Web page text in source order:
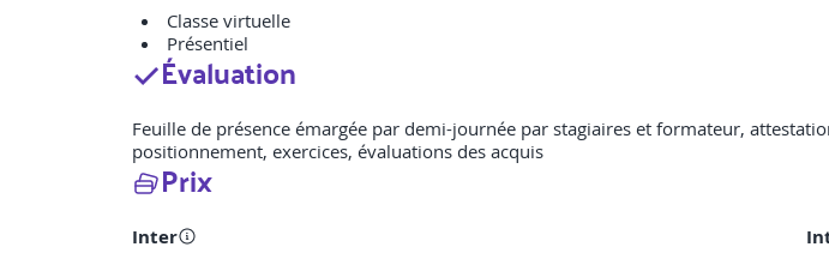
Classe virtuelle
Présentiel
Évaluation
Feuille de présence émargée par demi-journée par stagiaires et formateur,
positionnement, exercices, évaluations des acquis
Prix
Inter